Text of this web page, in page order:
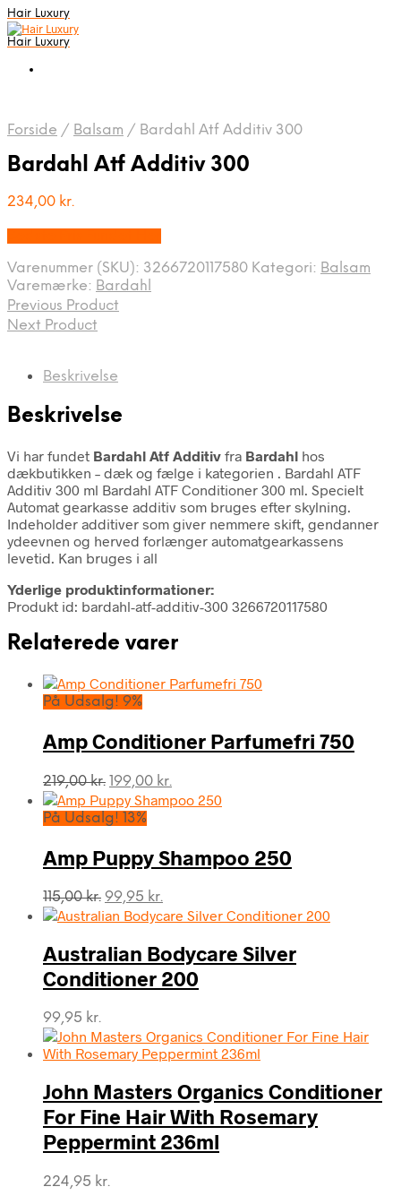
Hair Luxury
Hair Luxury
Forside / Balsam / Bardahl Atf Additiv 300
Bardahl Atf Additiv 300
234,00 kr.
Varenummer (SKU): 3266720117580 Kategori: Balsam
Varemærke: Bardahl
Previous Product
Next Product
Beskrivelse
Beskrivelse
Vi har fundet Bardahl Atf Additiv fra Bardahl hos
dækbutikken – dæk og fælge i kategorien . Bardahl ATF
Additiv 300 ml Bardahl ATF Conditioner 300 ml. Specielt
Automat gearkasse additiv som bruges efter skylning.
Indeholder additiver som giver nemmere skift, gendanner
ydeevnen og herved forlænger automatgearkassens
levetid. Kan bruges i all
Yderlige produktinformationer:
Produkt id: bardahl-atf-additiv-300 3266720117580
Relaterede varer
På Udsalg! 9%
Amp Conditioner Parfumefri 750
219,00kr. Den
oprindelige
pris
219,00 kr..
199,00 kr.
aktuelle
199,00 kr..
På Udsalg! 13%
Amp Puppy Shampoo 250
115,00kr. Den
oprindelige
var:
115,00 kr..
99,95 kr.
aktuelle
er:
99,95 kr..
Australian Bodycare Silver
Conditioner 200
99,95 kr.
John Masters Organics Conditioner
For Fine Hair With Rosemary
Peppermint 236ml
224,95 kr.